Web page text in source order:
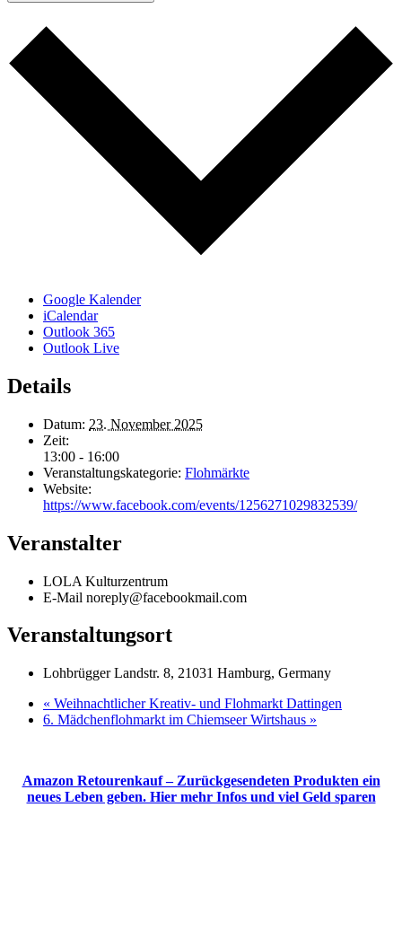
Google Kalender
iCalendar
Outlook 365
Outlook Live
Details
Datum: 23. November 2025
Zeit:
13:00 - 16:00
Veranstaltungskategorie: Flohmärkte
Website:
https://www.facebook.com/events/1256271029832539/
Veranstalter
LOLA Kulturzentrum
E-Mail noreply@facebookmail.com
Veranstaltungsort
Lohbrügger Landstr. 8, 21031 Hamburg, Germany
« Weihnachtlicher Kreativ- und Flohmarkt Dattingen
6. Mädchenflohmarkt im Chiemseer Wirtshaus »
Amazon Retourenkauf – Zurückgesendeten Produkten ein
neues Leben geben. Hier mehr Infos und viel Geld sparen